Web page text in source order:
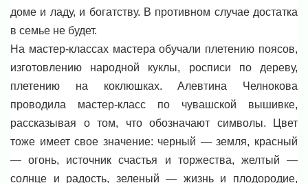
доме и ладу, и богатству. В противном случае достатка
в семье не будет.
На мастер-классах мастера обучали плетению поясов,
изготовлению народной куклы, росписи по дереву,
плетению на коклюшках. Алевтина Челнокова
проводила мастер-класс по чувашской вышивке,
рассказывая о том, что обозначают символы. Цвет
тоже имеет свое значение: черный — земля, красный
— огонь, источник счастья и торжества, желтый —
солнце и радость, зеленый — жизнь и плодородие,